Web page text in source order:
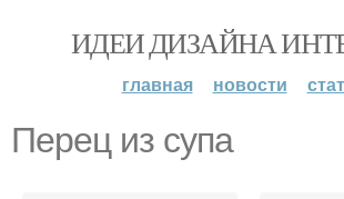
ИДЕИ ДИЗАЙНА
главная новости
Перец из супа